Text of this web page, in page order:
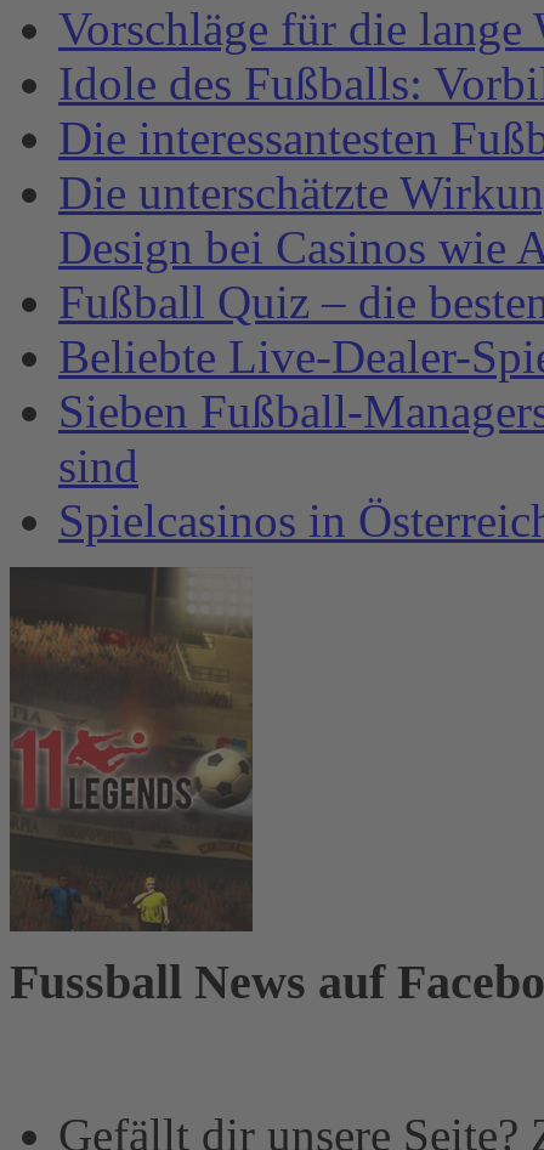
Vorschläge für die lange
Idole des Fußballs:
Die interessantesten
Die unterschätzte
Design bei Casinos wie
Fußball Quiz – die
Beliebte Live-Dealer-
Sieben Fußball-
sind
Spielcasinos in
Fussball News auf
Gefällt dir unsere Seite?